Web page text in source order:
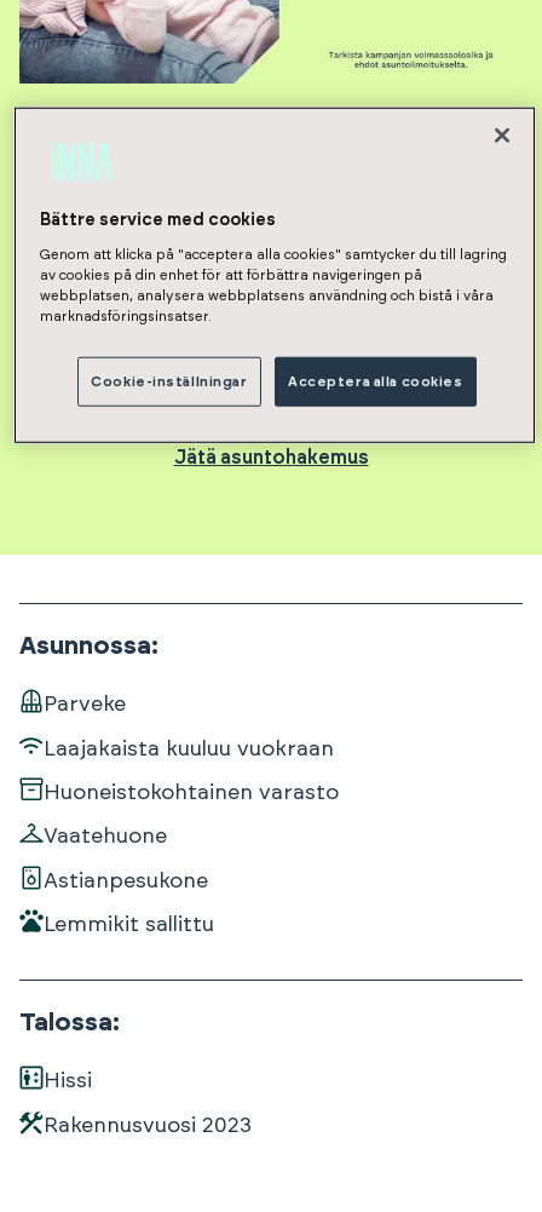
2h, kt, parv
riippuen
Vuokraa asunto
Jätä asuntohakemus
Asunnossa:
Parveke
Laajakaista kuuluu vuokraan
Huoneistokohtainen varasto
Vaatehuone
Astianpesukone
Lemmikit sallittu
Talossa:
Hissi
Rakennusvuosi 2023
Bättre service med cookies
Genom att klicka på "acceptera alla cookies" samtycker du till lagring
av cookies på din enhet för att förbättra navigeringen på
webbplatsen, analysera webbplatsens användning och bistå i våra
marknadsföringsinsatser.
Cookie-inställningar Acceptera alla cookies